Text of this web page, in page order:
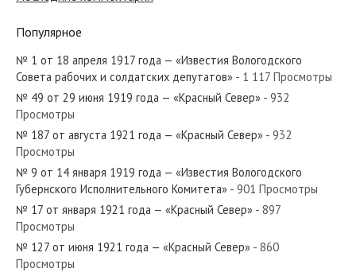
№ 158 от июля 1969 года — «Красный Север»
№ 79 от апреля 1980 года — «Красный Север»
№ 226 от сентября 1979 года — «Красный Север»
Популярное
№ 1 от 18 апреля 1917 года — «Известия Вологодского
Совета рабочих и солдатских депутатов» - 1 117 Просмотры
№ 49 от 29 июня 1919 года — «Красный Север» - 932
Просмотры
№ 187 от августа 1921 года — «Красный Север» - 932
Просмотры
№ 9 от 14 января 1919 года — «Известия Вологодского
Губернского Исполнительного Комитета» - 901 Просмотры
№ 17 от января 1921 года — «Красный Север» - 897
Просмотры
№ 127 от июня 1921 года — «Красный Север» - 860
Просмотры